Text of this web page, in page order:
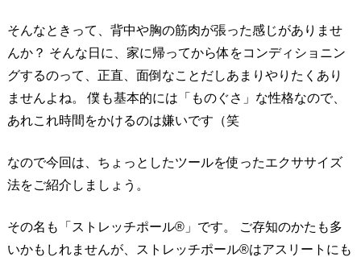
そんなときって、背中や胸の筋肉が張った感じがありませ
んか？ そんな日に、家に帰ってから体をコンディショニン
グするのって、正直、面倒なことだしあまりやりたくあり
ませんよね。 僕も基本的には「ものぐさ」な性格なので、
あれこれ時間をかけるのは嫌いです（笑
なので今回は、ちょっとしたツールを使ったエクササイズ
法をご紹介しましょう。
その名も「ストレッチポール®」です。 ご存知のかたも多
いかもしれませんが、ストレッチポール®はアスリートにも